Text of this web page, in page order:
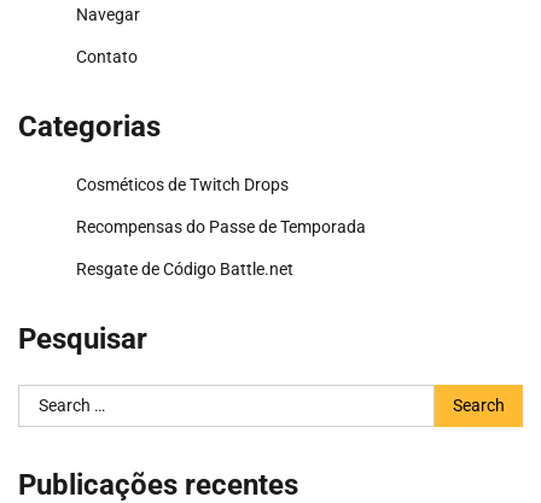
Navegar
Contato
Categorias
Cosméticos de Twitch Drops
Recompensas do Passe de Temporada
Resgate de Código Battle.net
Pesquisar
Search
for:
Publicações recentes